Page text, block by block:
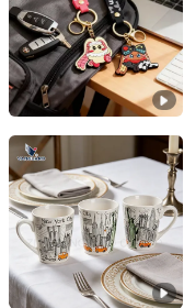
Fujian, China
Zibo Vanguard Co.,Ltd
Shandong, China